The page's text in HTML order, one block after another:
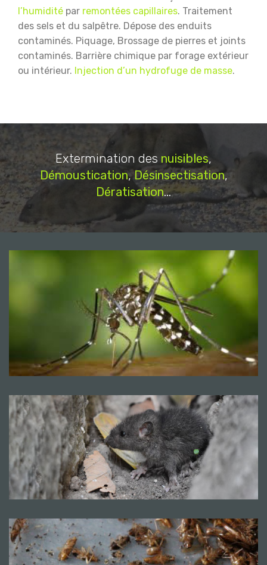
l’humidité par remontées capillaires. Traitement
des sels et du salpêtre. Dépose des enduits
contaminés. Piquage, Brossage de pierres et joints
contaminés. Barrière chimique par forage extérieur
ou intérieur. Injection d’un hydrofuge de masse.
Extermination des nuisibles,
Démoustication,Désinsectisation,
Dératisation...